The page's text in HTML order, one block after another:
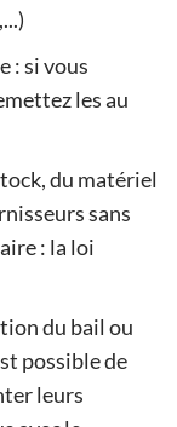
: si vous
les au
du matériel
sans
: la loi
du bail ou
possible de
leurs